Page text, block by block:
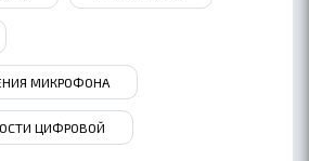
МИКРОФОНА
ЦИФРОВОЙ